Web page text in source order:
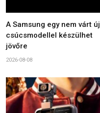
A Samsung egy nem várt új
csúcsmodellel készülhet
jövőre
2026-08-08